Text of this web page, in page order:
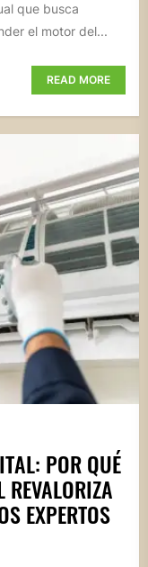
que busca
el motor del...
READ MORE
POR QUÉ
EXPERTOS